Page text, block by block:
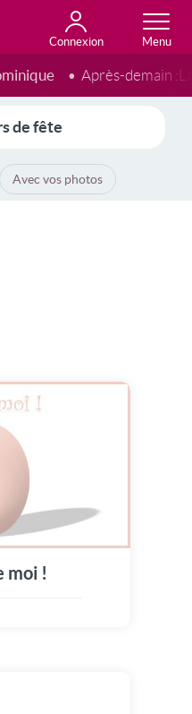
Connexion
Après-demain :
de fête
Avec vos photos
moi !